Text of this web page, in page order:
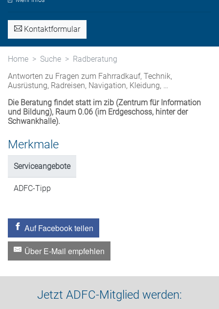
Kontaktformular
Home Suche
Radberatung
Antworten zu Fragen zum Fahrradkauf, Technik,
Ausrüstung, Radreisen, Navigation, Kleidung, …
Die Beratung findet statt im zib (Zentrum für Information
und Bildung), Raum 0.06 (im Erdgeschoss, hinter der
Schwankhalle).
Merkmale
Serviceangebote
ADFC-Tipp
Auf Facebook teilen
Über E-Mail empfehlen
Jetzt ADFC-Mitglied werden: